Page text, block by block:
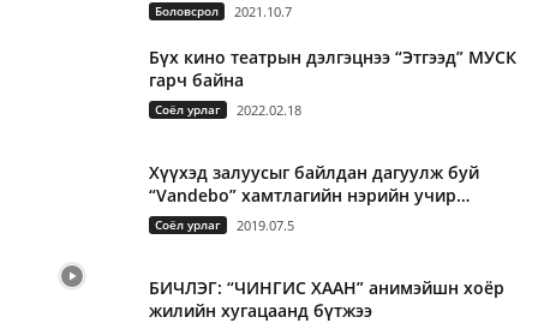
Боловсрол 2021.10.7
Бүх кино театрын дэлгэцнээ “Этгээд” МУСК
гарч байна
Соёл урлаг 2022.02.18
Хүүхэд залуусыг байлдан дагуулж буй
“Vandebo” хамтлагийн нэрийн учир…
Соёл урлаг 2019.07.5
БИЧЛЭГ: “ЧИНГИС ХААН” анимэйшн хоёр
жилийн хугацаанд бүтжээ